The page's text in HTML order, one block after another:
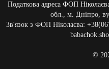
Податкова адреса ФОП
обл., м. Дніпро,
Зв'язок з ФОП Ніколаєва:
©